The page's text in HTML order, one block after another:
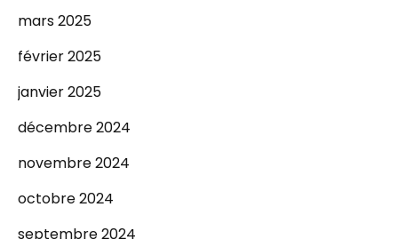
mars 2025
février 2025
janvier 2025
décembre 2024
novembre 2024
octobre 2024
septembre 2024